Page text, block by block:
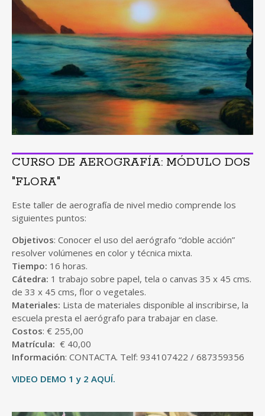
CURSO DE AEROGRAFÍA: MÓDULO DOS
"FLORA"
Este taller de aerografía de nivel medio comprende los
siguientes puntos:
Objetivos: Conocer el uso del aerógrafo “doble acción”
resolver volúmenes en color y técnica mixta.
Tiempo: 16 horas.
Cátedra: 1 trabajo sobre papel, tela o canvas 35 x 45 cms.
de 33 x 45 cms, flor o vegetales.
Materiales: Lista de materiales disponible al inscribirse, la
escuela presta el aerógrafo para trabajar en clase.
Costos: € 255,00
Matrícula: € 40,00
Información: CONTACTA. Telf: 934107422 / 687359356
VIDEO DEMO 1 y 2 AQUÍ.